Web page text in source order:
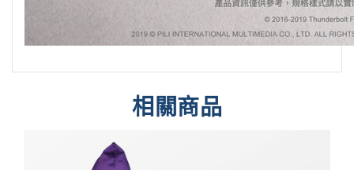
相關商品